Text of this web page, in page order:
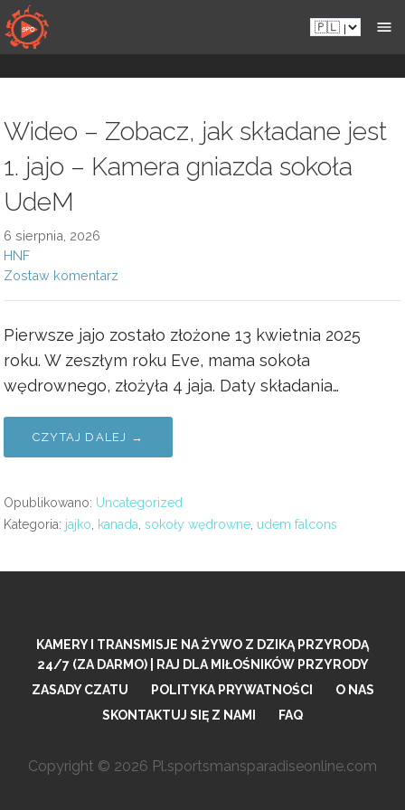
Przejdź
do
zawartości
Pl.sportsmansparadiseonline.com
Wideo – Zobacz, jak składane jest
1. jajo – Kamera gniazda sokoła
UdeM
6 sierpnia, 2026
HNF
Zostaw komentarz
Pierwsze jajo zostało złożone 13 kwietnia 2025
roku. W zeszłym roku Eve, mama sokoła
wędrownego, złożyła 4 jaja. Daty składania…
CZYTAJ DALEJ →
Opublikowano: Uncategorized
Kategoria: jajko kanada sokoły wędrowne udem falcons
KAMERY I TRANSMISJE NA ŻYWO Z DZIKĄ PRZYRODĄ
24/7 (ZA DARMO) | RAJ DLA MIŁOŚNIKÓW PRZYRODY
ZASADY CZATU
POLITYKA PRYWATNOŚCI
O NAS
SKONTAKTUJ SIĘ Z NAMI
FAQ
Copyright © 2026 Pl.sportsmansparadiseonline.com